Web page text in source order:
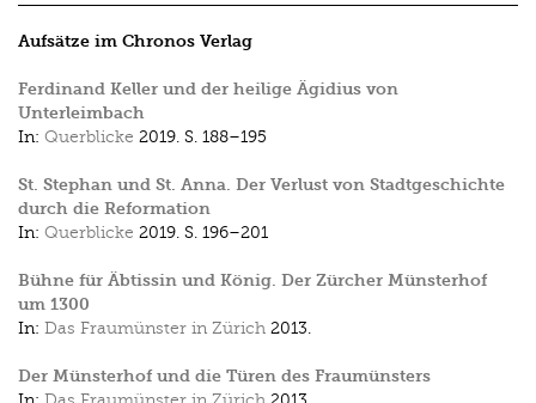
Aufsätze im Chronos Verlag
Ferdinand Keller und der heilige Ägidius von
Unterleimbach
In: Querblicke 2019. S. 188–195
St. Stephan und St. Anna. Der Verlust von Stadtgeschichte
durch die Reformation
In: Querblicke 2019. S. 196–201
Bühne für Äbtissin und König. Der Zürcher Münsterhof
um 1300
In: Das Fraumünster in Zürich 2013.
Der Münsterhof und die Türen des Fraumünsters